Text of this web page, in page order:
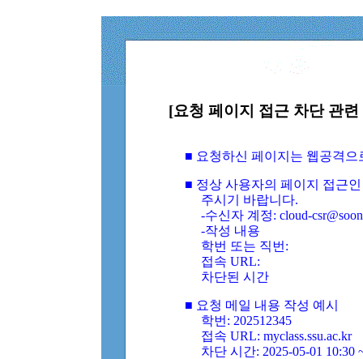
[요청 페이지 접근 차단 관
■ 요청하신 페이지는 웹공격
■ 정상 사용자의 페이지 접근
주시기 바랍니다.
-수신자 계정: cloud-
-작성 내용
학번 또는 직번:
접속 URL:
차단된 시간
■ 요청 메일 내용 작성 예시
학번: 202512345
접속 URL: myclass.ssu.ac.kr
차단 시간: 2025-05-01 10:30